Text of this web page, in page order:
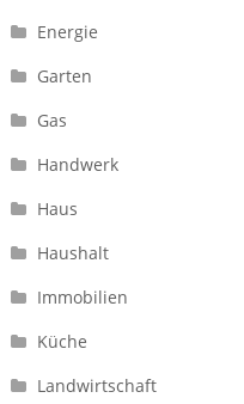
Energie
Garten
Gas
Handwerk
Haus
Haushalt
Immobilien
Küche
Landwirtschaft